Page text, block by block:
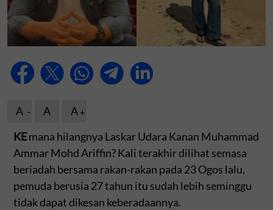
A A
A
KEmana hilangnya Laskar Udara Kanan Muhammad
Ammar Mohd Ariffin? Kali terakhir dilihat semasa
beriadah bersama rakan-rakan pada 23 Ogos lalu,
pemuda berusia 27 tahun itu sudah lebih seminggu
tidak dapat dikesan keberadaannya.